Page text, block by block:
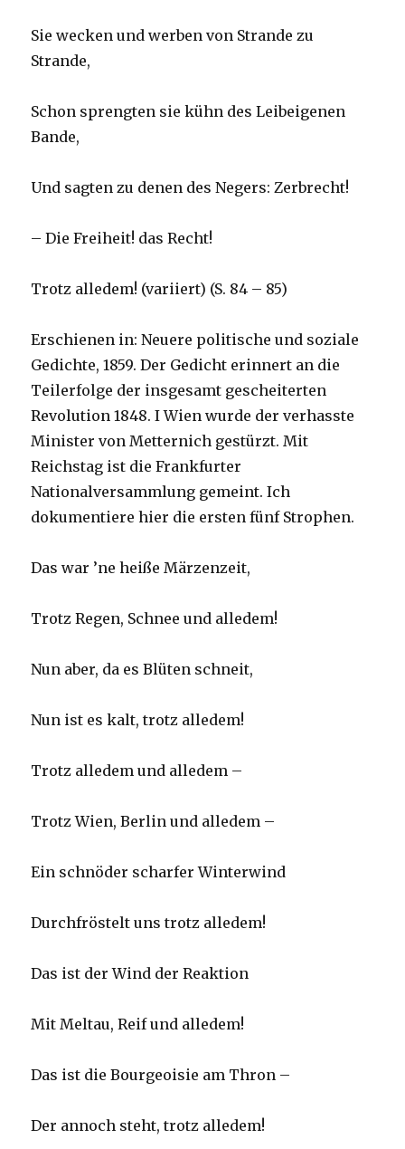
Sie wecken und werben von Strande zu
Strande,
Schon sprengten sie kühn des Leibeigenen
Bande,
Und sagten zu denen des Negers: Zerbrecht!
– Die Freiheit! das Recht!
Trotz alledem! (variiert) (S. 84 – 85)
Erschienen in: Neuere politische und soziale
Gedichte, 1859. Der Gedicht erinnert an die
Teilerfolge der insgesamt gescheiterten
Revolution 1848. I Wien wurde der verhasste
Minister von Metternich gestürzt. Mit
Reichstag ist die Frankfurter
Nationalversammlung gemeint. Ich
dokumentiere hier die ersten fünf Strophen.
Das war ’ne heiße Märzenzeit,
Trotz Regen, Schnee und alledem!
Nun aber, da es Blüten schneit,
Nun ist es kalt, trotz alledem!
Trotz alledem und alledem –
Trotz Wien, Berlin und alledem –
Ein schnöder scharfer Winterwind
Durchfröstelt uns trotz alledem!
Das ist der Wind der Reaktion
Mit Meltau, Reif und alledem!
Das ist die Bourgeoisie am Thron –
Der annoch steht, trotz alledem!